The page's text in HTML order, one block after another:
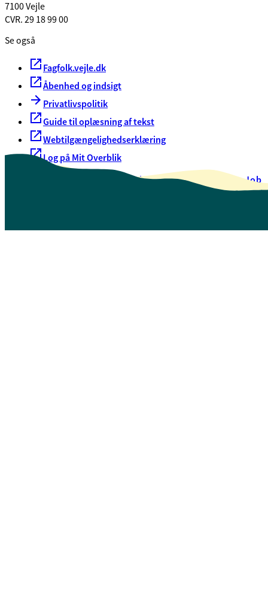
7100 Vejle
CVR. 29 18 99 00
Se også
Fagfolk.vejle.dk
Åbenhed og indsigt
Privatlivspolitik
Guide til oplæsning af tekst
Webtilgængelighedserklæring
Log på Mit Overblik
Oversigt over selvbetjeningJob